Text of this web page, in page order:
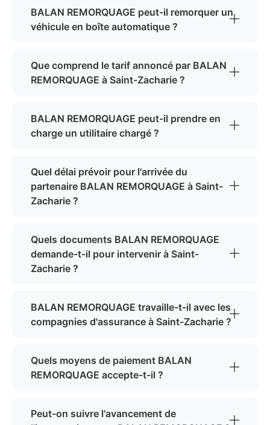
BALAN REMORQUAGE peut-il remorquer un
véhicule en boîte automatique ?
Que comprend le tarif annoncé par BALAN
REMORQUAGE à Saint-Zacharie ?
BALAN REMORQUAGE peut-il prendre en
charge un utilitaire chargé ?
Quel délai prévoir pour l'arrivée du
partenaire BALAN REMORQUAGE à Saint-
Zacharie ?
Quels documents BALAN REMORQUAGE
demande-t-il pour intervenir à Saint-
Zacharie ?
BALAN REMORQUAGE travaille-t-il avec les
compagnies d'assurance à Saint-Zacharie ?
Quels moyens de paiement BALAN
REMORQUAGE accepte-t-il ?
Peut-on suivre l'avancement de